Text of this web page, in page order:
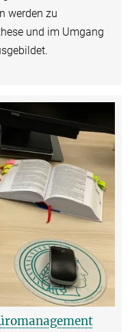
werden zu
und im Umgang